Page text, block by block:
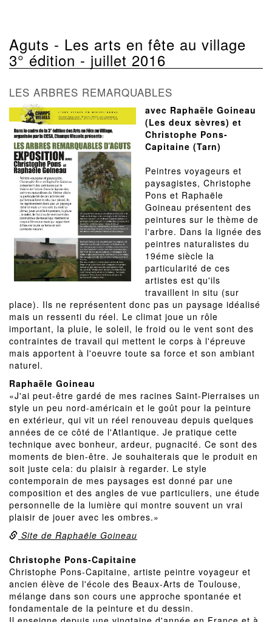
Aguts - Les arts en fête au village
3° édition - juillet 2016
LES ARBRES REMARQUABLES
avec Raphaële Goineau
(Les deux sèvres) et
Christophe Pons-
Capitaine (Tarn)
Peintres voyageurs et
paysagistes, Christophe
Pons et Raphaële
Goineau présentent des
peintures sur le thème de
l'arbre. Dans la lignée des
peintres naturalistes du
19éme siècle la
particularité de ces
artistes est qu'ils
travaillent in situ (sur
place). Ils ne représentent donc pas un paysage idéalisé
mais un ressenti du réel. Le climat joue un rôle
important, la pluie, le soleil, le froid ou le vent sont des
contraintes de travail qui mettent le corps à l'épreuve
mais apportent à l'oeuvre toute sa force et son ambiant
naturel.
Raphaële Goineau
«J'ai peut-être gardé de mes racines Saint-Pierraises un
style un peu nord-américain et le goût pour la peinture
en extérieur, qui vit un réel renouveau depuis quelques
années de ce côté de l'Atlantique. Je pratique cette
technique avec bonheur, ardeur, pugnacité. Ce sont des
moments de bien-être. Je souhaiterais que le produit en
soit juste cela: du plaisir à regarder. Le style
contemporain de mes paysages est donné par une
composition et des angles de vue particuliers, une étude
personnelle de la lumière qui montre souvent un vrai
plaisir de jouer avec les ombres.»
Site de Raphaële Goineau
Christophe Pons-Capitaine
Christophe Pons-Capitaine, artiste peintre voyageur et
ancien élève de l'école des Beaux-Arts de Toulouse,
mélange dans son cours une approche spontanée et
fondamentale de la peinture et du dessin.